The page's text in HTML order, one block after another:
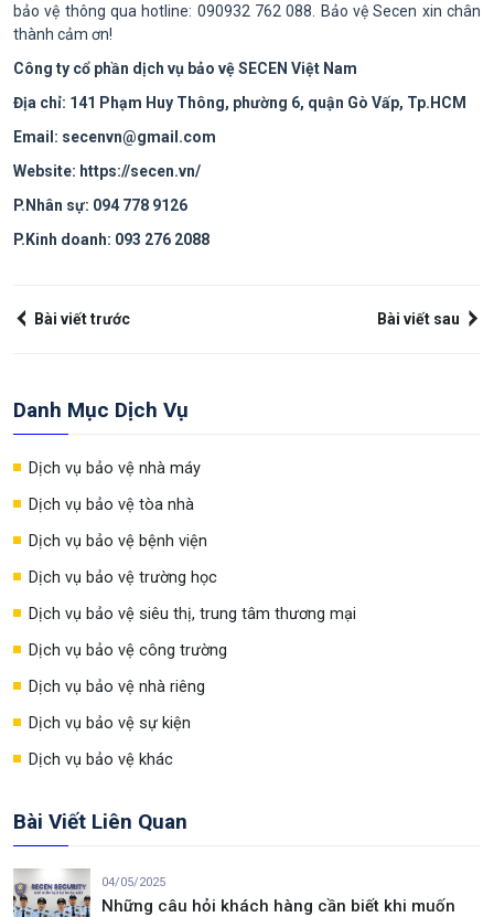
bảo vệ thông qua hotline: 090932 762 088. Bảo vệ Secen xin chân
thành cảm ơn!
Công ty cổ phần dịch vụ bảo vệ SECEN Việt Nam
Địa chỉ: 141 Phạm Huy Thông, phường 6, quận Gò Vấp, Tp.HCM
Email: secenvn@gmail.com
Website: https://secen.vn/
P.Nhân sự: 094 778 9126
P.Kinh doanh: 093 276 2088
Bài viết trước Bài viết sau
Danh Mục Dịch Vụ
Dịch vụ bảo vệ nhà máy
Dịch vụ bảo vệ tòa nhà
Dịch vụ bảo vệ bệnh viện
Dịch vụ bảo vệ trường học
Dịch vụ bảo vệ siêu thị, trung tâm thương mại
Dịch vụ bảo vệ công trường
Dịch vụ bảo vệ nhà riêng
Dịch vụ bảo vệ sự kiện
Dịch vụ bảo vệ khác
Bài Viết Liên Quan
04/05/2025
Những câu hỏi khách hàng cần biết khi muốn